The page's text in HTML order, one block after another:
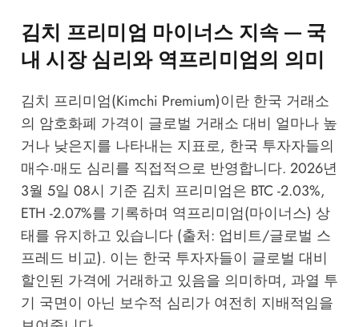
김치 프리미엄 마이너스 지속 — 국
내 시장 심리와 역프리미엄의 의미
김치 프리미엄(Kimchi Premium)이란 한국 거래소
의 암호화폐 가격이 글로벌 거래소 대비 얼마나 높
거나 낮은지를 나타내는 지표로, 한국 투자자들의
매수·매도 심리를 직접적으로 반영합니다. 2026년
3월 5일 08시 기준 김치 프리미엄은 BTC -2.03%,
ETH -2.07%를 기록하며 역프리미엄(마이너스) 상
태를 유지하고 있습니다 (출처: 업비트/글로벌 스
프레드 비교). 이는 한국 투자자들이 글로벌 대비
할인된 가격에 거래하고 있음을 의미하며, 과열 투
기 국면이 아닌 보수적 심리가 여전히 지배적임을